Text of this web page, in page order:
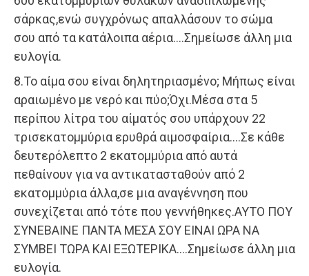
σάρκας,ενώ συγχρόνως απαλλάσουν το σώμα
σου από τα κατάλοιπα αέρια….Σημείωσε άλλη μια
ευλογία.
8.Το αίμα σου είναι δηλητηριασμένο; Μήπως είναι
αραιωμένο με νερό και πύο;Όχι.Μέσα στα 5
περίπου λίτρα του αίματός σου υπάρχουν 22
τρισεκατομμύρια ερυθρά αιμοσφαίρια….Σε κάθε
δευτερόλεπτο 2 εκατομμύρια από αυτά
πεθαίνουν για να αντικατασταθούν από 2
εκατομμύρια άλλα,σε μια αναγέννηση που
συνεχίζεται από τότε που γεννήθηκες.ΑΥΤΟ ΠΟΥ
ΣΥΝΕΒΑΙΝΕ ΠΑΝΤΑ ΜΕΣΑ ΣΟΥ ΕΙΝΑΙ ΩΡΑ ΝΑ
ΣΥΜΒΕΙ ΤΩΡΑ ΚΑΙ ΕΞΩΤΕΡΙΚΑ….Σημείωσε άλλη μια
ευλογία.